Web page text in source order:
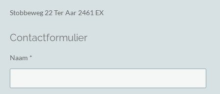
Stobbeweg 22 Ter Aar 2461 EX
Contactformulier
Naam *